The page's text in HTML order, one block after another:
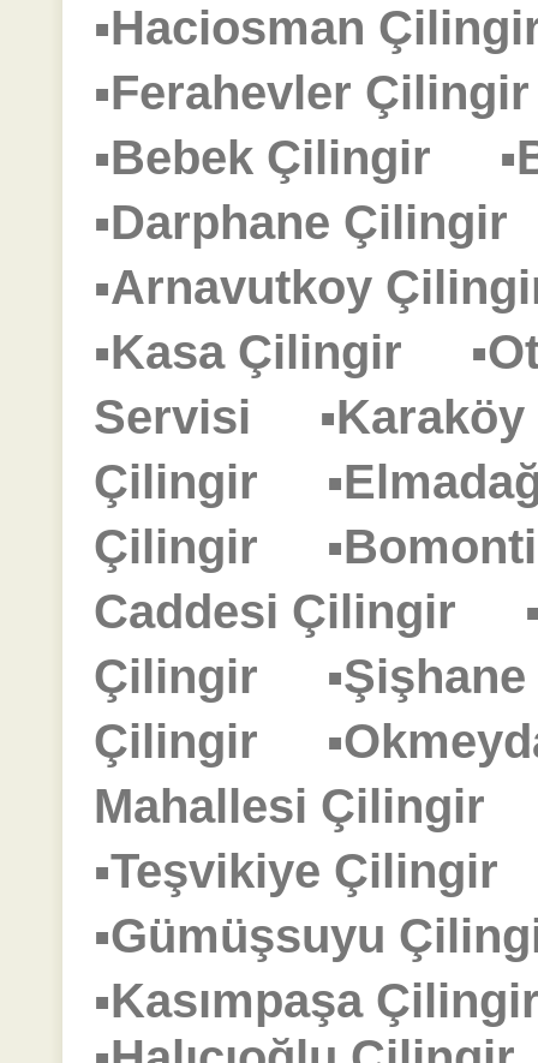
▪Haciosman
▪Ferahevler
▪Bebek Çilingir
▪Darphane
▪Arnavutkoy
▪Kasa Çilingir
Servisi
Çilingir
Çilingir
Caddesi Çilingir
Çilingir
Çilingir
Mahallesi Çilingir
▪Teşvikiye
▪Gümüşsuyu
▪Kasımpaşa